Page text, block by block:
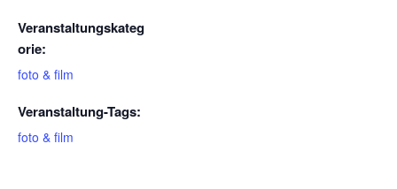
Veranstaltungskateg
orie:
foto & film
Veranstaltung-Tags:
foto & film